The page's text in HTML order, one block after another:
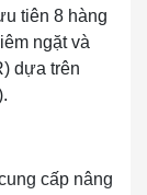
tiên 8 hàng
ngặt và
dựa trên
cấp nâng